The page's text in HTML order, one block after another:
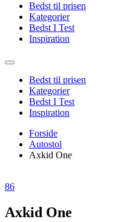
Bedst til prisen
Kategorier
Bedst I Test
Inspiration
Bedst til prisen
Kategorier
Bedst I Test
Inspiration
Forside
Autostol
Axkid One
86
Axkid One